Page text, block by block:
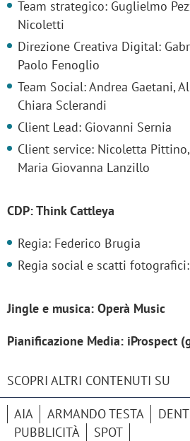
Team strategico: Guglielmo
Nicoletti
Direzione Creativa Digital:
Paolo Fenoglio
Team Social: Andrea Gaetani,
Chiara Sclerandi
Client Lead: Giovanni Sernia
Client service: Nicoletta
Maria Giovanna Lanzillo
CDP: Think Cattleya
Regia: Federico Brugia
Regia social e scatti
Jingle e musica: Operà Music
Pianificazione Media: iProspect
SCOPRI ALTRI CONTENUTI SU
AIA ARMANDO TESTA
PUBBLICITÀ
SPOT